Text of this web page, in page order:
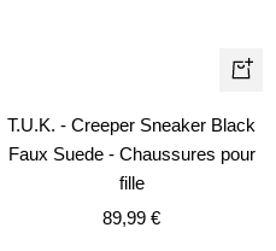
Apercu
T.U.K. - Creeper Sneaker Black
Faux Suede - Chaussures pour
fille
Prix
89,99 €